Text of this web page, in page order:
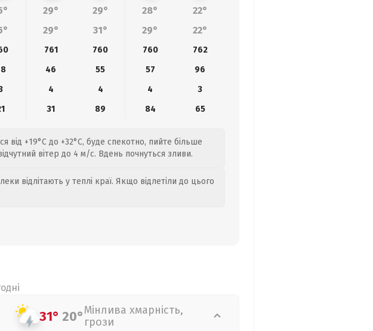
29° 29° 28°
22°
29° 31° 29° 22°
761 760 760
762
46 55 57
96
4 4 4
3
31 89 84 65
від +19°C до +32°C, буде спекотно, пийте більше
вітер до 4 м/с. Вдень почнуться зливи.
відлітають у теплі краї. Якщо відлетіли до цього
31° 20°Мінлива хмарність,
грози